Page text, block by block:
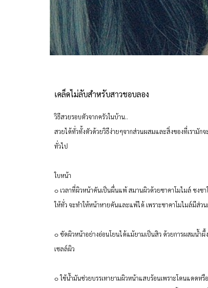
เคล็ดไม่ลับสำหรับสาวชอบลอง
วิธีสวยรอบตัวจากครัวในบ้าน..
สวยได้ทั่วทั้งตัวด้วยวิธีง่ายๆจากส่วนผสมและสิ่งของที่เรามัก
ทั่วไป
ใบหน้า
๐ เวลาที่ผิวหน้าคันเป็นผื่นแพ้ สมานผิวด้วยชาคาโมไมล์ ชงช
ให้ทั่ว จะทำให้หน้าหายคันและแพ้ได้ เพราะชาคาโมไมล์มีส่
๐ ขัดผิวหน้าอย่างอ่อนโยนได้แม้ยามเป็นสิว ด้วยการผสมน้ำผึ้
เซลล์ผิว
๐ ใช้น้ำมันช่วยบรรเทายามผิวหน้าแสบร้อนเพราะโดนแดดห